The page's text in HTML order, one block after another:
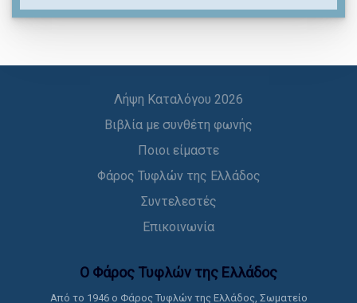
Λήψη Καταλόγου 2026
Βιβλία με συνθέτη φωνής
Ποιοι είμαστε
Φάρος Τυφλών της Ελλάδος
Συντελεστές
Επικοινωνία
Ο Φάρος Τυφλών της Ελλάδoς
Από το 1946 ο Φάρος Τυφλών της Ελλάδος, Σωματείο